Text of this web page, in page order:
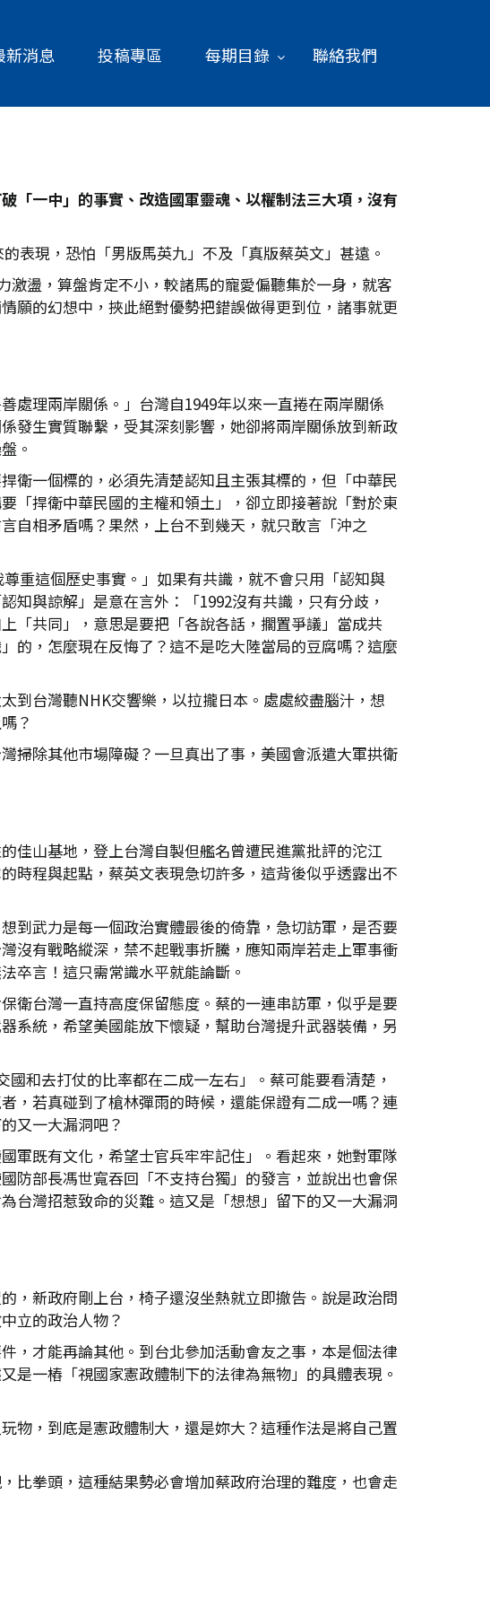
新消息 投稿專區 每期目錄 聯絡我們
「一中」的事實、改造國軍靈魂、以權制法三大項，沒有
表現，恐怕「男版馬英九」不及「真版蔡英文」甚遠。
盪，算盤肯定不小，較諸馬的寵愛偏聽集於一身，就客
願的幻想中，挾此絕對優勢把錯誤做得更到位，諸事就更
處理兩岸關係。」台灣自1949年以來一直捲在兩岸關係
發生實質聯繫，受其深刻影響，她卻將兩岸關係放到新政
。
衛一個標的，必須先清楚認知且主張其標的，但「中華民
「捍衛中華民國的主權和領土」，卻立即接著說「對於東
自相矛盾嗎？果然，上台不到幾天，就只敢言「沖之
重這個歷史事實。」如果有共識，就不會只用「認知與
與諒解」是意在言外：「1992沒有共識，只有分歧，
「共同」，意思是要把「各說各話，擱置爭議」當成共
的，怎麼現在反悔了？這不是吃大陸當局的豆腐嗎？這麼
到台灣聽NHK交響樂，以拉攏日本。處處絞盡腦汁，想
？
掃除其他市場障礙？一旦真出了事，美國會派遣大軍拱衛
佳山基地，登上台灣自製但艦名曾遭民進黨批評的沱江
時程與起點，蔡英文表現急切許多，這背後似乎透露出不
到武力是每一個政治實體最後的倚靠，急切訪軍，是否要
沒有戰略縱深，禁不起戰事折騰，應知兩岸若走上軍事衝
卒言！這只需常識水平就能論斷。
衛台灣一直持高度保留態度。蔡的一連串訪軍，似乎是要
系統，希望美國能放下懷疑，幫助台灣提升武器裝備，另
和去打仗的比率都在二成一左右」。蔡可能要看清楚，
，若真碰到了槍林彈雨的時候，還能保證有二成一嗎？連
又一大漏洞吧？
軍既有文化，希望士官兵牢牢記住」。看起來，她對軍隊
防部長馮世寬吞回「不支持台獨」的發言，並說出也會保
台灣招惹致命的災難。這又是「想想」留下的又一大漏洞
，新政府剛上台，椅子還沒坐熱就立即撤告。說是政治問
立的政治人物？
，才能再論其他。到台北參加活動會友之事，本是個法律
是一樁「視國家憲政體制下的法律為無物」的具體表現。
物，到底是憲政體制大，還是妳大？這種作法是將自己置
比拳頭，這種結果勢必會增加蔡政府治理的難度，也會走